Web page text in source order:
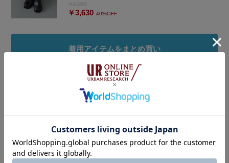
￥3,630 40%OFF
着用アイテムをまとめ買い
#着回しコーデ #高身長女子 #SENSEOFPLACE
#お出かけコーデ #プチプラ